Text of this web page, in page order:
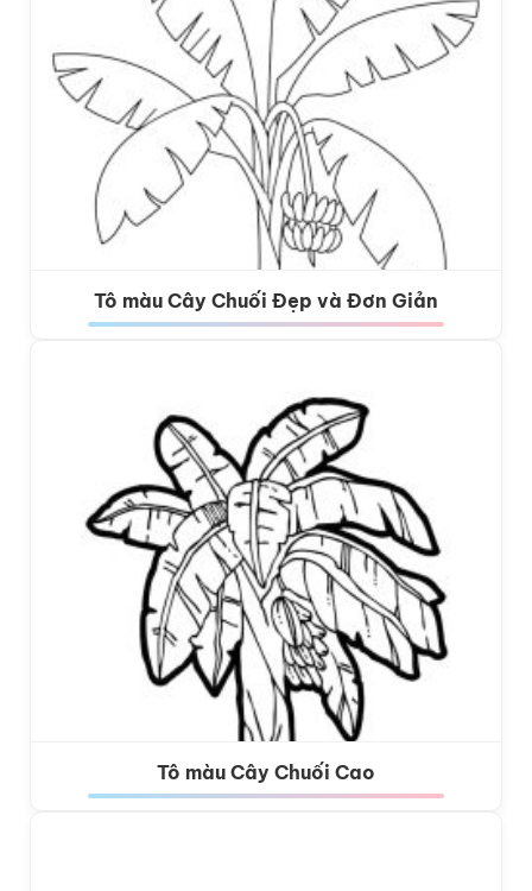
Tô màu Cây Chuối Đẹp và Đơn Giản
Tô màu Cây Chuối Cao